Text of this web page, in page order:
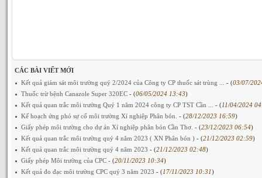
CÁC BÀI VIẾT MỚI
Kết quả giám sát môi trường quý 2/2024 của Công ty CP thuốc sát trùng ... - (03/07/
Thuốc trừ bệnh Canazole Super 320EC - (06/05/2024 13:43)
Kết quả quan trắc môi trường Quý 1 năm 2024 công ty CP TST Cần ... - (11/04/2024
Kế hoạch ứng phó sự cố môi trường Xí nghiệp Phân bón. - (28/12/2023 16:59)
Giấy phép môi trường cho dự án Xí nghiệp phân bón Cần Thơ. - (23/12/2023 06:54)
Kết quả quan trắc môi trường quý 4 năm 2023 ( XN Phân bón ) - (21/12/2023 02:59)
Kết quả quan trắc môi trường quý 4 năm 2023 - (21/12/2023 02:48)
Giấy phép Môi trường của CPC - (20/11/2023 10:34)
Kết quả đo đạc môi trường CPC quý 3 năm 2023 - (17/11/2023 10:31)